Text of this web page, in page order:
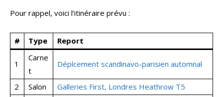
Pour rappel, voici l’itinéraire prévu :
# Type Report
1
Carne
t
Déplcement scandinavo-parisien automnal
2 Salon Galleries First, Londres Heathrow T5